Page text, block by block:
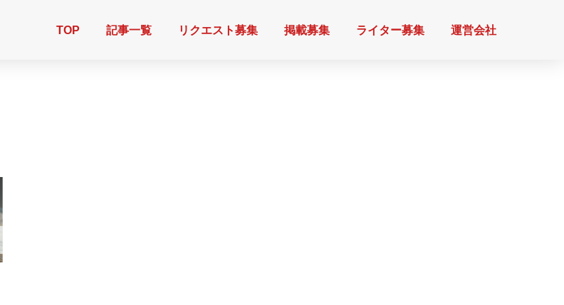
TOP 記事一覧 リクエスト募集 掲載募集 ライター募集 運営会社